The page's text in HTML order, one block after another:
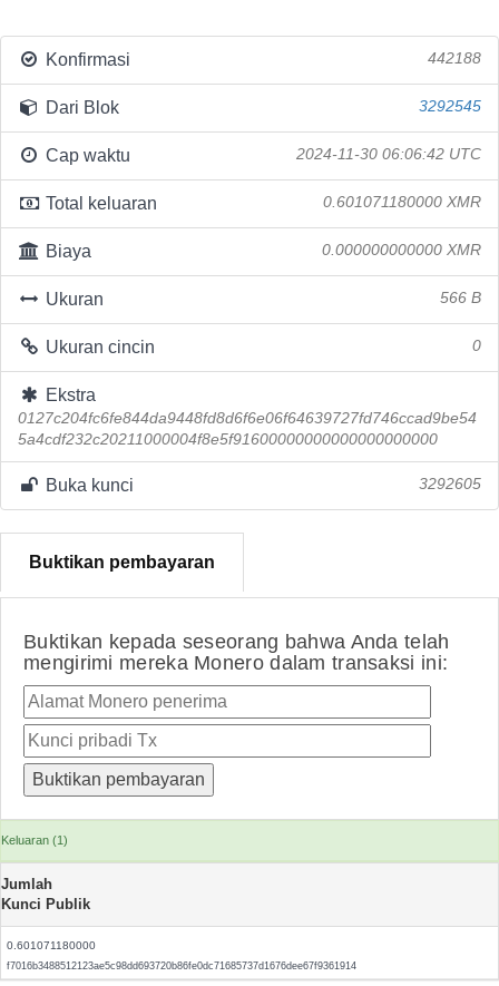
Konfirmasi 442188
Dari Blok 3292545
Cap waktu 2024-11-30 06:06:42 UTC
Total keluaran 0.601071180000 XMR
Biaya 0.000000000000 XMR
Ukuran 566 B
Ukuran cincin 0
Ekstra
0127c204fc6fe844da9448fd8d6f6e06f64639727fd746ccad9be54
5a4cdf232c20211000004f8e5f91600000000000000000000
Buka kunci 3292605
Buktikan pembayaran
Buktikan kepada seseorang bahwa Anda telah
mengirimi mereka Monero dalam transaksi ini:
Keluaran (1)
Jumlah
Kunci Publik
0.601071180000
f7016b3488512123ae5c98dd693720b86fe0dc71685737d1676dee67f9361914